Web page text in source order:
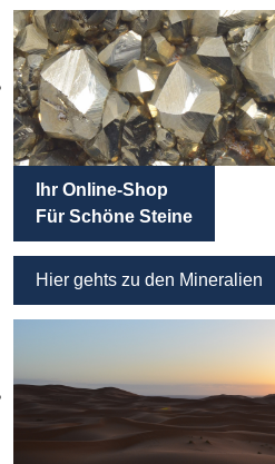
Ihr Online-Shop
Für Schöne Steine
Hier gehts zu den Mineralien